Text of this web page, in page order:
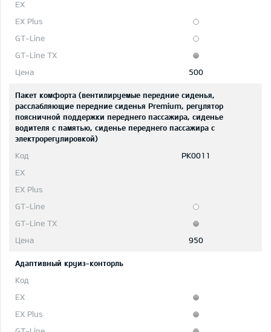
500
Пакет комфорта (вентилируемые передние сиденья,
расслабляющие передние сиденья Premium, регулятор
поясничной поддержки переднего пассажира, сиденье
водителя с памятью, сиденье переднего пассажира с
электрорегулировкой)
PK0011
950
Адаптивный круиз-конторль